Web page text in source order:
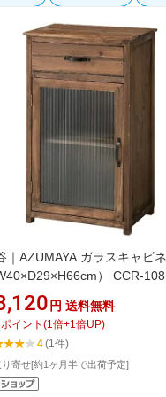
｜AZUMAYA ガラスキャビ
） CCR-108
円 送料無料
ポイント (1 倍+1 倍UP)
4(1件)
り寄せ[約1ヶ月半で出荷予定]